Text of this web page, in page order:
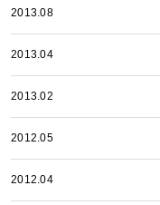
2013.08
2013.04
2013.02
2012.05
2012.04